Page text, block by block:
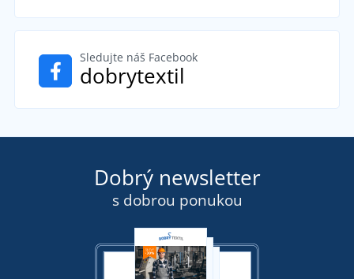
Sledujte náš Facebook
dobrytextil
Dobrý newsletter
s dobrou ponukou